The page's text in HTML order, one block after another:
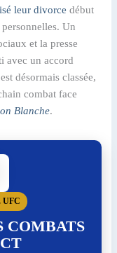
leur divorce début
Un
et la presse
avec un accord
désormais classée,
combat face
Blanche.
COMBATS